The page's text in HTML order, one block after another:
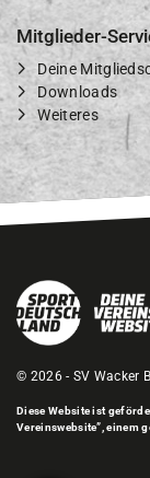
Mitglieder-
Deine
Downloads
Weiteres
© 2026 - SV Wacker
Diese Website ist
Vereinswebsite” , einem